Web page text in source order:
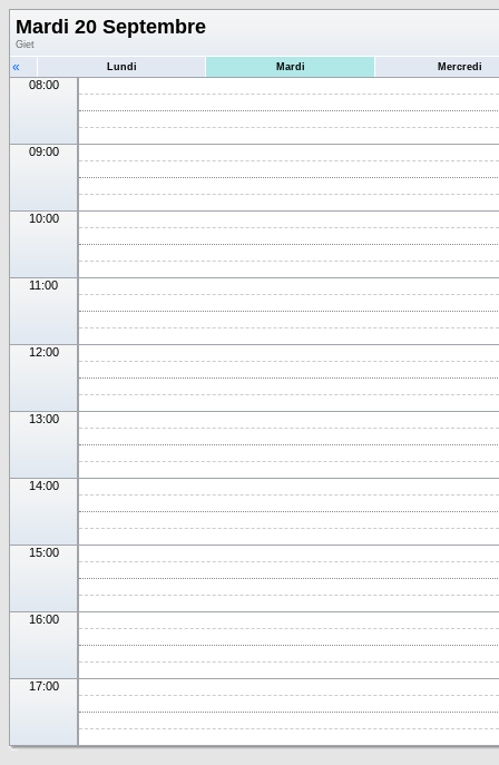
Mardi 20 Septembre
Giet
« Lundi Mardi Mercredi
08:00
09:00
10:00
11:00
12:00
13:00
14:00
15:00
16:00
17:00